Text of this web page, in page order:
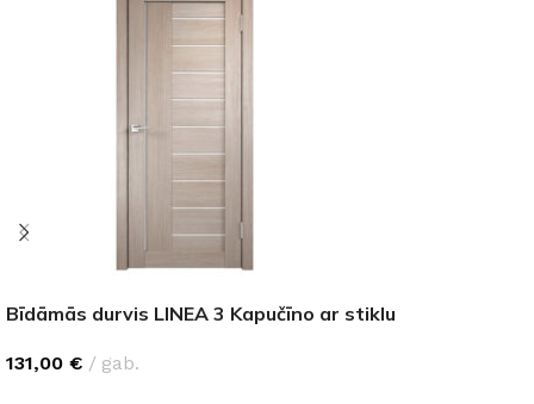
Bīdāmās durvis LINEA 3 Kapučīno ar stiklu
131,00 € gab.